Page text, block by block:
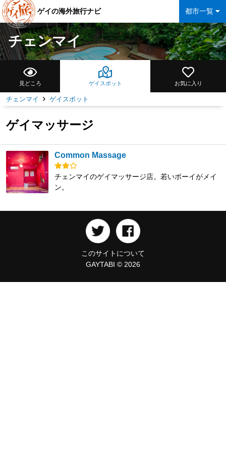
都市一覧
ゲイの海外旅行ナビ
チェンマイ
見どころ ゲイスポット お気に入り
チェンマイ ゲイスポット
ゲイマッサージ
Common Massage
チェンマイのゲイマッサージ店。若いボーイがメイ
ン。
このサイトについて
GAYTABI © 2026